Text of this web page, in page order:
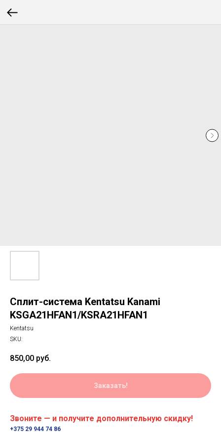
Сплит-система Kentatsu Kanami
KSGA21HFAN1/KSRA21HFAN1
Kentatsu
SKU:
850,00 руб.
Заказать!
Звоните — и получите дополнительную скидку!
+375 29 944 74 86